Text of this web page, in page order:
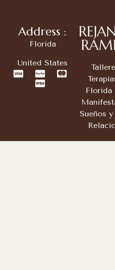
Address :
Florida
United States
Florida
Sueños